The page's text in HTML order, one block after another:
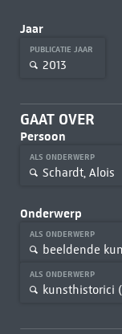
Jaar
PUBLICATIE JAAR
2013
GAAT OVER
Persoon
ALS ONDERWERP
Schardt, Alois
Onderwerp
ALS ONDERWERP
beeldende
ALS ONDERWERP
kunsthistorici